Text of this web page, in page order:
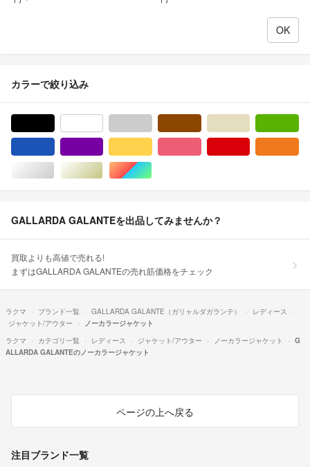
カラーで絞り込み
シルバー/銀色系ゴールド/金色系マルチカラー
GALLARDA GALANTEを出品してみませんか？
買取よりも高値で売れる!
まずはGALLARDA GALANTEの売れ筋価格をチェック
ラクマ ブランド一覧 GALLARDA GALANTE（ガリャルダガランテ）
レディース
ジャケット/アウター
ノーカラージャケット
ラクマ
カテゴリ一覧 レディース ジャケット/アウター ノーカラージャケット
G
ALLARDA GALANTEのノーカラージャケット
ページの上へ戻る
注目ブランド一覧